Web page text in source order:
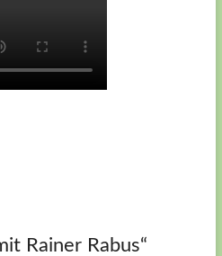
Rainer Rabus“